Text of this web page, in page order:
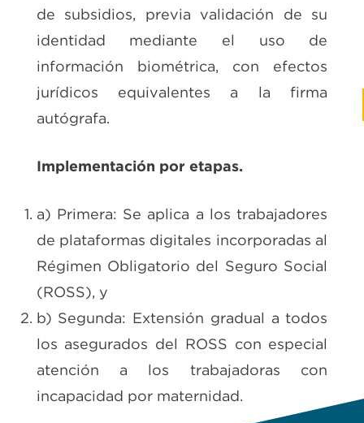
de subsidios, previa validación de su
identidad mediante el uso de
información biométrica, con efectos
jurídicos equivalentes a la firma
autógrafa.
Implementación por etapas.
a) Primera: Se aplica a los trabajadores
de plataformas digitales incorporadas al
Régimen Obligatorio del Seguro Social
(ROSS), y
b) Segunda: Extensión gradual a todos
los asegurados del ROSS con especial
atención a los trabajadoras con
incapacidad por maternidad.